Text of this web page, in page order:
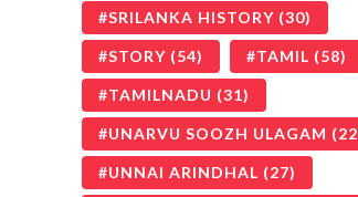
SRILANKA HISTORY (30)
STORY (54) TAMIL (58)
TAMILNADU (31)
UNARVU SOOZH ULAGAM
UNNAI ARINDHAL (27)